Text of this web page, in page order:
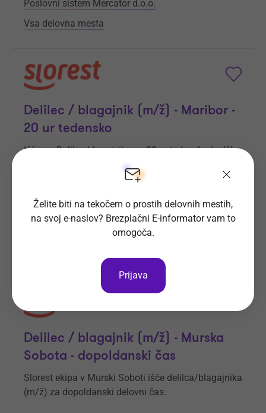
Poslovni sistem Mercator d.o.o.
Vsa delovna mesta
Delilec / blagajnik (m/ž) - Maribor -
20 ur tedensko
Iščemo Delilca blagajnika za 20 ur tedensko (m/ž)
– Postani del naše Slorest ekipe v Mariboru!
Prijave do 6. 9. 2026
Kraj dela Maribor
Delilec / blagajnik (m/ž) - Murska
Sobota - dopoldanski čas
Slorest ekipa v Murski Soboti išče delilca/blagajnika
(m/ž) za dopoldanski delovni čas.
Želite biti na tekočem o prostih delovnih mestih,
na svoj e-naslov? Brezplačni E-informator vam to
omogoča.
Prijava